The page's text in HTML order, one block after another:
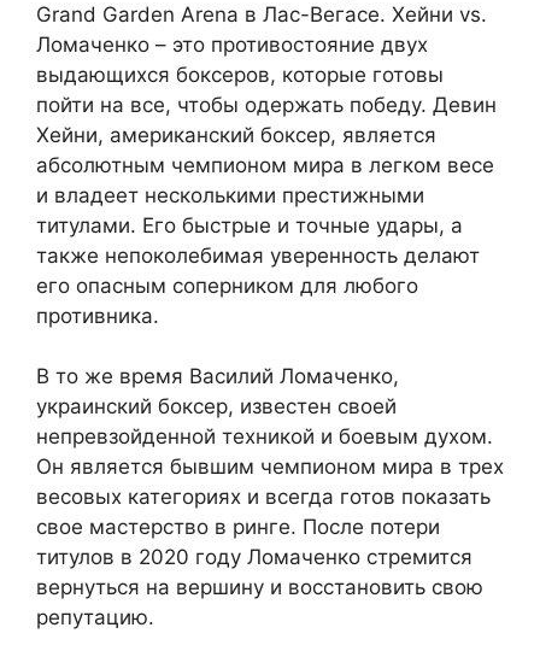
Grand Garden Arena в Лас-Вегасе. Хейни vs.
Ломаченко – это противостояние двух
выдающихся боксеров, которые готовы
пойти на все, чтобы одержать победу. Девин
Хейни, американский боксер, является
абсолютным чемпионом мира в легком весе
и владеет несколькими престижными
титулами. Его быстрые и точные удары, а
также непоколебимая уверенность делают
его опасным соперником для любого
противника.
В то же время Василий Ломаченко,
украинский боксер, известен своей
непревзойденной техникой и боевым духом.
Он является бывшим чемпионом мира в трех
весовых категориях и всегда готов показать
свое мастерство в ринге. После потери
титулов в 2020 году Ломаченко стремится
вернуться на вершину и восстановить свою
репутацию.